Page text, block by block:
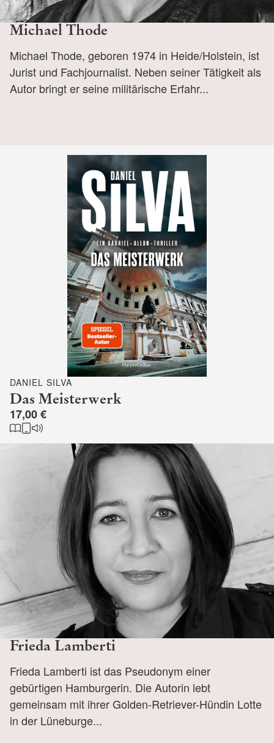
Michael Thode
Michael Thode, geboren 1974 in Heide/Holstein, ist
Jurist und Fachjournalist. Neben seiner Tätigkeit als
Autor bringt er seine militärische Erfahr...
DANIEL SILVA
Das Meisterwerk
17,00 €
Frieda Lamberti
Frieda Lamberti ist das Pseudonym einer
gebürtigen Hamburgerin. Die Autorin lebt
gemeinsam mit ihrer Golden-Retriever-Hündin Lotte
in der Lüneburge...